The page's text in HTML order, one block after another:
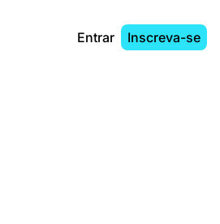
Entrar Inscreva-se